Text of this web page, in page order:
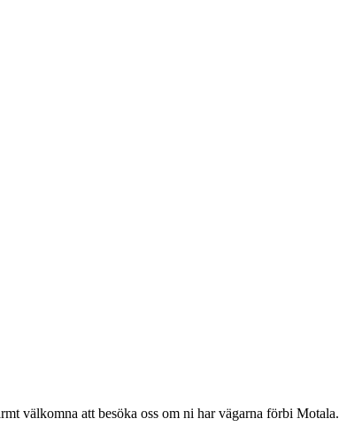
välkomna att besöka oss om ni har vägarna förbi Motala.